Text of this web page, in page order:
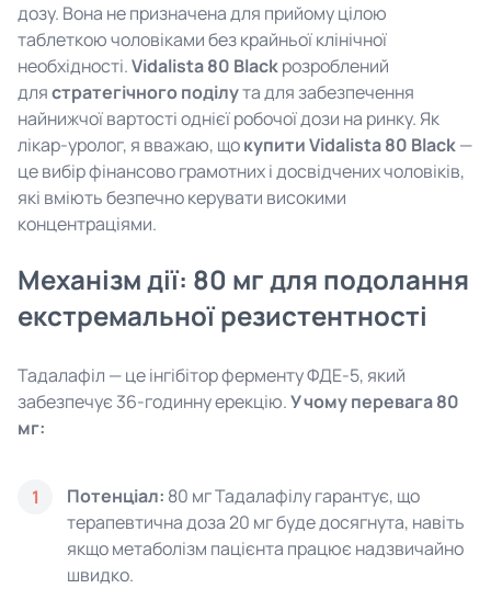
дозу. Вона не призначена для прийому цілою
таблеткою чоловіками без крайньої клінічної
необхідності.Vidalista 80 Blackрозроблений
длястратегічного поділута для забезпечення
найнижчої вартості однієї робочої дози на ринку. Як
лікар-уролог, я вважаю, щокупити Vidalista 80 Black—
це вибір фінансово грамотних і досвідчених чоловіків,
які вміють безпечно керувати високими
концентраціями.
Механізм дії: 80 мг для подолання
екстремальної резистентності
Тадалафіл — це інгібітор ферменту ФДЕ-5, який
забезпечує 36-годинну ерекцію.У чому перевага 80
мг:
1 Потенціал: 80 мг Тадалафілу гарантує, що
терапевтична доза 20 мг буде досягнута, навіть
якщо метаболізм пацієнта працює надзвичайно
швидко.